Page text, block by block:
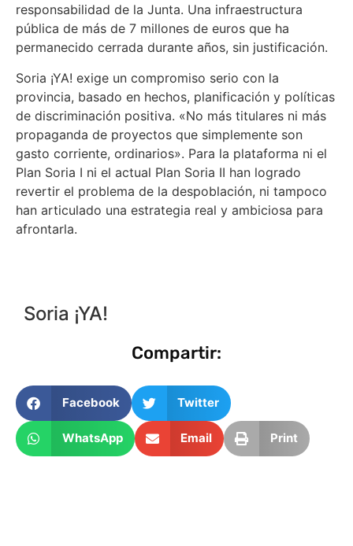
responsabilidad de la Junta. Una infraestructura
pública de más de 7 millones de euros que ha
permanecido cerrada durante años, sin justificación.
Soria ¡YA! exige un compromiso serio con la
provincia, basado en hechos, planificación y políticas
de discriminación positiva. «No más titulares ni más
propaganda de proyectos que simplemente son
gasto corriente, ordinarios». Para la plataforma ni el
Plan Soria I ni el actual Plan Soria II han logrado
revertir el problema de la despoblación, ni tampoco
han articulado una estrategia real y ambiciosa para
afrontarla.
Soria ¡YA!
Compartir:
Facebook Twitter
WhatsApp Email Print